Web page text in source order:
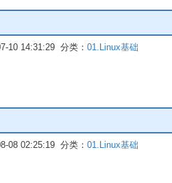
10 14:31:29 分类： 01.Linux基础
08 02:25:19 分类： 01.Linux基础